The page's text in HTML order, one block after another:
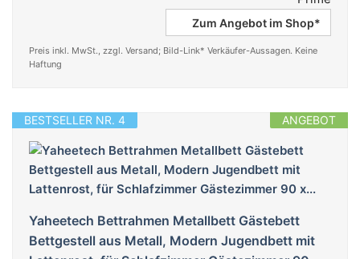
Zum Angebot im Shop*
Preis inkl. MwSt., zzgl. Versand; Bild-Link* Verkäufer-Aussagen. Keine
Haftung
ANGEBOT
BESTSELLER NR. 4
Yaheetech Bettrahmen Metallbett Gästebett
Bettgestell aus Metall, Modern Jugendbett mit